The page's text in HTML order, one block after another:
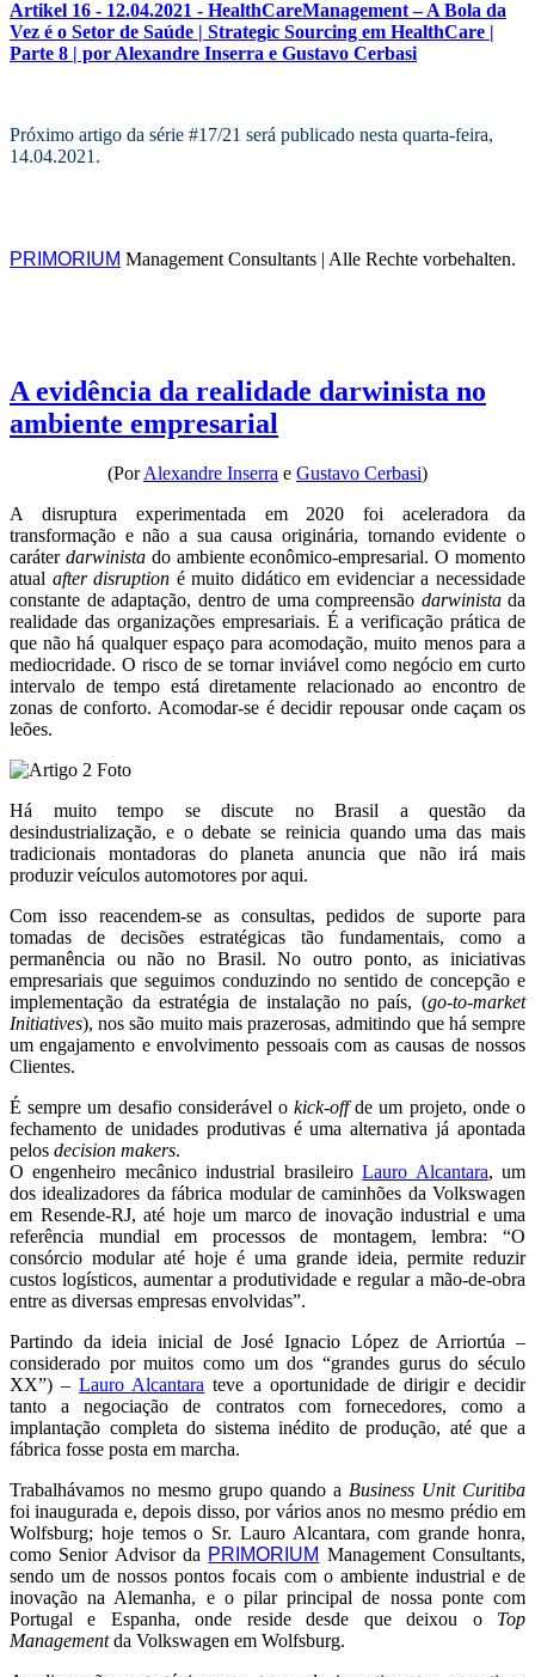
Artikel 16 - 12.04.2021 - HealthCareManagement – A Bola da
Vez é o Setor de Saúde | Strategic Sourcing em HealthCare |
Parte 8 | por Alexandre Inserra e Gustavo Cerbasi
Próximo artigo da série #17/21 será publicado nesta quarta-feira,
14.04.2021.
PRIMORIUM Management Consultants | Alle Rechte vorbehalten.
A evidência da realidade darwinista no
ambiente empresarial
(PorAlexandre Inserra e Gustavo Cerbasi)
A disruptura experimentada em 2020 foi aceleradora da
transformação e não a sua causa originária, tornando evidente o
caráter darwinistado ambiente econômico-empresarial. O momento
atual after disruption é muito didático em evidenciar a necessidade
constante de adaptação, dentro de uma compreensão darwinistada
realidade das organizações empresariais. É a verificação prática de
que não há qualquer espaço para acomodação, muito menos para a
mediocridade. O risco de se tornar inviável como negócio em curto
intervalo de tempo está diretamente relacionado ao encontro de
zonas de conforto. Acomodar-se é decidir repousar onde caçam os
leões.
Há muito tempo se discute no Brasil a questão da
desindustrialização, e o debate se reinicia quando uma das mais
tradicionais montadoras do planeta anuncia que não irá mais
produzir veículos automotores por aqui.
Com isso reacendem-se as consultas, pedidos de suporte para
tomadas de decisões estratégicas tão fundamentais, como a
permanência ou não no Brasil. No outro ponto, as iniciativas
empresariais que seguimos conduzindo no sentido de concepção e
implementação da estratégia de instalação no país, (go-to-market
Initiatives), nos são muito mais prazerosas, admitindo que há sempre
um engajamento e envolvimento pessoais com as causas de nossos
Clientes.
É sempre um desafio considerável okick-offde um projeto, onde o
fechamento de unidades produtivas é uma alternativa já apontada
pelos decision makers.
O engenheiro mecânico industrial brasileiroLauro Alcantara, um
dos idealizadores da fábrica modular de caminhões da Volkswagen
em Resende-RJ, até hoje um marco de inovação industrial e uma
referência mundial em processos de montagem, lembra: “O
consórcio modular até hoje é uma grande ideia, permite reduzir
custos logísticos, aumentar a produtividade e regular a mão-de-obra
entre as diversas empresas envolvidas”.
Partindo da ideia inicial de José Ignacio López de Arriortúa –
considerado por muitos como um dos “grandes gurus do século
XX”) –Lauro Alcantara teve a oportunidade de dirigir e decidir
tanto a negociação de contratos com fornecedores, como a
implantação completa do sistema inédito de produção, até que a
fábrica fosse posta em marcha.
Trabalhávamos no mesmo grupo quando a Business Unit Curitiba
foi inaugurada e, depois disso, por vários anos no mesmo prédio em
Wolfsburg; hoje temos o Sr. Lauro Alcantara, com grande honra,
como Senior Advisor da PRIMORIUM Management Consultants,
sendo um de nossos pontos focais com o ambiente industrial e de
inovação na Alemanha, e o pilar principal de nossa ponte com
Portugal e Espanha, onde reside desde que deixou o Top
Managementda Volkswagen em Wolfsburg.